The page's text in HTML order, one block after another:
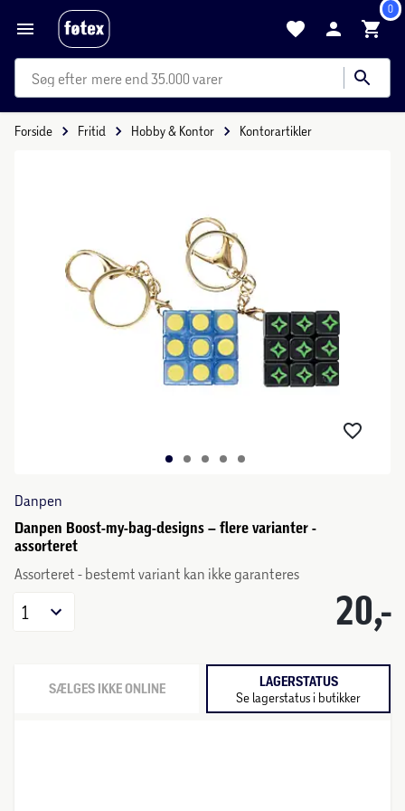
0
mere end 35.000 varer
Forside Fritid Hobby & Kontor Kontorartikler
Danpen
Danpen Boost-my-bag-designs – flere varianter -
assorteret
Assorteret - bestemt variant kan ikke garanteres
20,-
1
SÆLGES IKKE ONLINE LAGERSTATUS
Se lagerstatus i butikker